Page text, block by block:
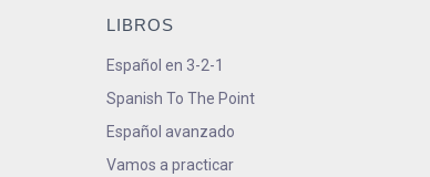
LIBROS
Español en 3-2-1
Spanish To The Point
Español avanzado
Vamos a practicar